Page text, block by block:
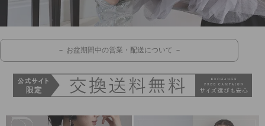
－ お盆期間中の営業・配送について －